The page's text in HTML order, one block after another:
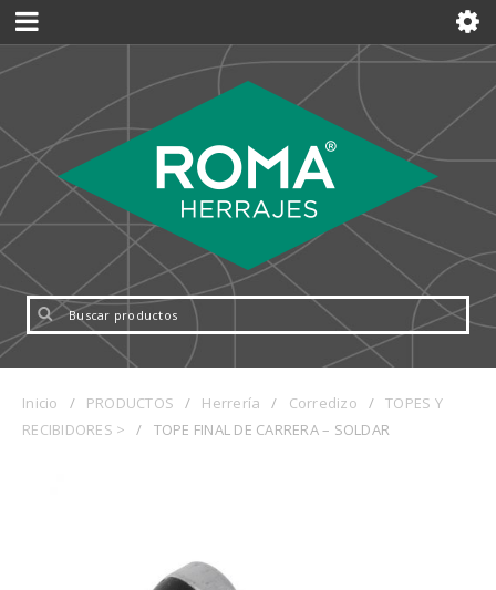
Inicio / PRODUCTOS / Herrería / Corredizo / TOPES Y
RECIBIDORES >
/ TOPE FINAL DE CARRERA – SOLDAR